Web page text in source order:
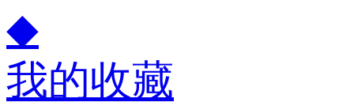
◆
我的收藏